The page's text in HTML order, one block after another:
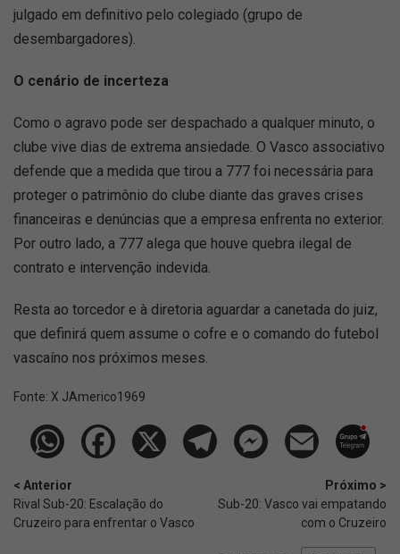
julgado em definitivo pelo colegiado (grupo de
desembargadores).
O cenário de incerteza
Como o agravo pode ser despachado a qualquer minuto, o
clube vive dias de extrema ansiedade. O Vasco associativo
defende que a medida que tirou a 777 foi necessária para
proteger o patrimônio do clube diante das graves crises
financeiras e denúncias que a empresa enfrenta no exterior.
Por outro lado, a 777 alega que houve quebra ilegal de
contrato e intervenção indevida.
Resta ao torcedor e à diretoria aguardar a canetada do juiz,
que definirá quem assume o cofre e o comando do futebol
vascaíno nos próximos meses.
Fonte: X JAmerico1969
< Anterior
Rival Sub-20: Escalação do
Cruzeiro para enfrentar o Vasco
Próximo >
Sub-20: Vasco vai empatando
com o Cruzeiro